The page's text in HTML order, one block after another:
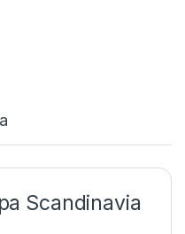
Scandinavia